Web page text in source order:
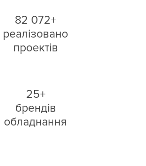
82 072+
реалізовано
проектів
25+
брендів
обладнання